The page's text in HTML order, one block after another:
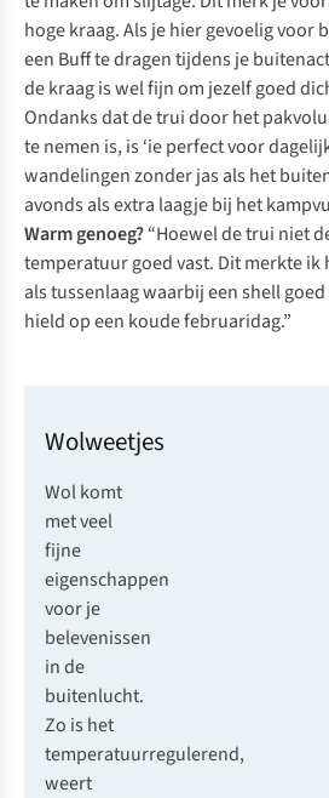
hoge kraag. Als je hier gevoelig voor
een Buff te dragen tijdens je
de kraag is wel fijn om jezelf goed
Ondanks dat de trui door het
te nemen is, is ‘ie perfect voor
wandelingen zonder jas als het
avonds als extra laagje bij het
Warm genoeg?“Hoewel de trui niet
temperatuur goed vast. Dit merkte
als tussenlaag waarbij een shell
hield op een koude februaridag.”
Wolweetjes
Wol komt
met veel
fijne
eigenschappen
voor je
belevenissen
in de
buitenlucht.
Zo is het
temperatuurregulerend,
weert